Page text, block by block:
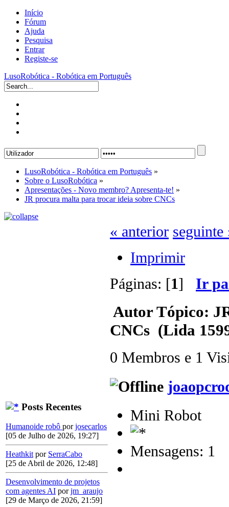
Início
Fórum
Ajuda
Pesquisa
Entrar
Registe-se
LusoRobótica - Robótica em Português
LusoRobótica - Robótica em Português »
Sobre o LusoRobótica »
Apresentações - Novo membro? Apresenta-te! »
JR procura malta para trocar ideia sobre CNCs
Posts Recentes
Humanoide robô porjosecarlos
[05 de Julho de 2026, 19:27]
Heathkit por SerraCabo
[25 de Abril de 2026, 12:48]
Desenvolvimento de projetos
com agentes AI porjm_araujo
[29 de Março de 2026, 21:59]
« anterior seguinte
Imprimir
Páginas: [1] Ir
AutorTópico:
CNCs (Lida
0 Membros e 1
Mini Robot
Mensagens: 1